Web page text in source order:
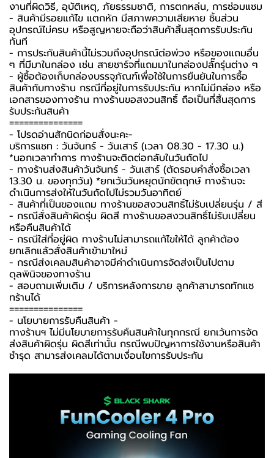
งานที่ผิดวิธี, อุบัติเหตุ, ภัยธรรมชาติ, การตกหล่น, การซ่อมแซม
- สินค้ามีรอยแก้ไข แตกหัก มีสภาพความเสียหาย ชิ้นส่วน
อุปกรณ์ไม่ครบ หรือสูญหายจะถือว่าสินค้าสิ้นสุดการรับประกัน
ทันที
- การประกันสินค้านี้ไม่รวมถึงอุปกรณ์ต่อพ่วง หรือของแถมอื่น
ๆ ที่มีมาในกล่อง เช่น สายชาร์จที่แถมมาในกล่องปลั๊กรุ่นต่าง ๆ
-️ ผู้ซื้อต้องเก็บกล่องบรรจุภัณฑ์เพื่อใช้ในการยืนยันในการซื้อ
สินค้ากับทางร้าน กรณีที่อยู่ในการรับประกัน หากไม่มีกล่อง หรือ
เอกสารของทางร้าน ทางร้านขอสงวนสิทธิ์ ถือเป็นที่สิ้นสุดการ
รับประกันสินค้า
===============
-️ โปรดอ่านสักนิดก่อนสั่งนะคะ-️
บริการแชท : วันจันทร์ - วันเสาร์ (เวลา 08.30 - 17.30 น.)
*นอกเวลาทำการ ทางร้านจะติดต่อกลับในวันถัดไป
- ทางร้านส่งสินค้าวันจันทร์ - วันเสาร์ (ตัดรอบคำสั่งซื้อเวลา
13.30 น. ของทุกวัน) *ยกเว้นวันหยุดนักขัตฤกษ์ ทางร้านจะ
ดำเนินการส่งให้ในวันถัดไปไม่รวมวันอาทิตย์
- สินค้าที่เป็นของแถม ทางร้านขอสงวนสิทธิ์ไม่รับเปลี่ยนรุ่น / สี
- กรณีสั่งสินค้าผิดรุ่น ผิดสี ทางร้านขอสงวนสิทธิ์ไม่รับเปลี่ยน
หรือคืนสินค้าได้
- กรณีใส่ที่อยู่ผิด ทางร้านไม่สามารถแก้ไขให้ได้ ลูกค้าต้อง
ยกเลิกแล้วสั่งสินค้าเข้ามาใหม่
- กรณีส่งเคลมสินค้าอาจมีค่าดำเนินการจัดส่งเป็นไปตาม
ดุลพินิจของทางร้าน
- สอบถามเพิ่มเติม / บริการหลังการขาย ลูกค้าสามารถทักแช
ทร้านได้
===============
-️ นโยบายการรับคืนสินค้า -️
ทางร้านฯ ไม่มีนโยบายการรับคืนสินค้าในทุกกรณี ยกเว้นการจัด
ส่งสินค้าผิดรุ่น ผิดสีเท่านั้น กรณีพบปัญหาการใช้งานหรือสินค้า
ชำรุด สามารส่งเคลมได้ตามเงื่อนไขการรับประกัน